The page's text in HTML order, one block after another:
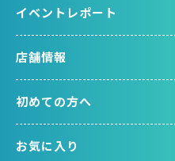
イベントレポート
店舗情報
初めての方へ
お気に入り